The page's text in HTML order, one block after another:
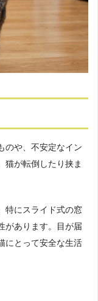
のや、不安定なイン
猫が転倒したり挟ま
特にスライド式の窓
があります。目が届
にとって安全な生活